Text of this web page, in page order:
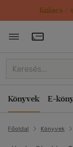
Kulacs /
Könyvek E-
Főoldal Könyvek